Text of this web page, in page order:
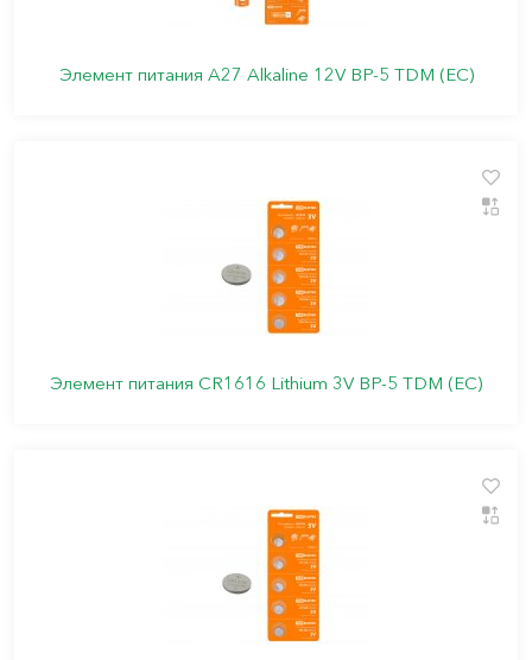
Элемент питания A27 Alkaline 12V BP-5 TDM (ЕС)
Элемент питания CR1616 Lithium 3V BP-5 TDM (ЕС)